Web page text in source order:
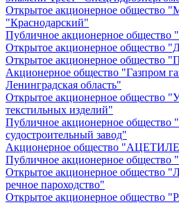
Открытое акционерное общество
"Краснодарский"
Публичное акционерное общество
Открытое акционерное общество
Открытое акционерное общество
Акционерное общество "Газпром
Ленинградская область"
Открытое акционерное общество
текстильных изделий"
Публичное акционерное общество
судостроительный завод"
Акционерное общество
Публичное акционерное
Открытое акционерное общество
речное пароходство"
Открытое акционерное общество